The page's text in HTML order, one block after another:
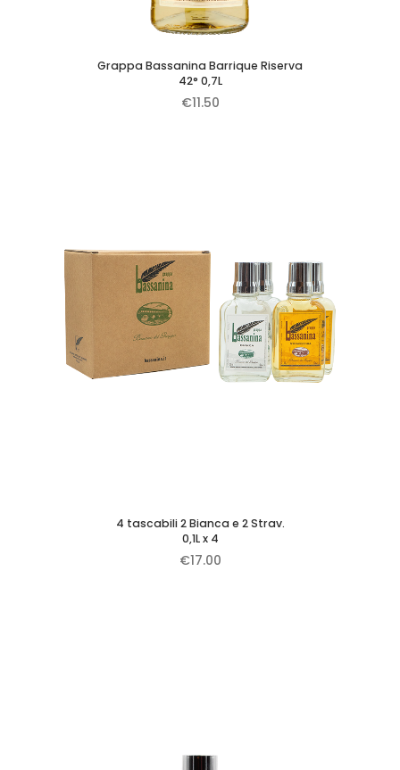
Grappa Bassanina Barrique Riserva
42° 0,7L
€11.50
4 tascabili 2 Bianca e 2 Strav.
0,1L x 4
€17.00